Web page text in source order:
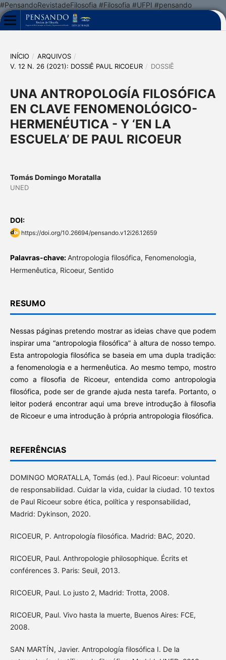
#PensandoRevistadeFilosofia #Filosofia #UFPI #pensando
INÍCIO / ARQUIVOS /
V. 12 N. 26 (2021): DOSSIÊ PAUL RICOEUR / DOSSIÊ
UNA ANTROPOLOGÍA FILOSÓFICA
EN CLAVE FENOMENOLÓGICO-
HERMENÉUTICA - Y ‘EN LA
ESCUELA’ DE PAUL RICOEUR
Tomás Domingo Moratalla
UNED
DOI:
https://doi.org/10.26694/pensando.v12i26.12659
Palavras-chave:Antropologia filosófica, Fenomenologia,
Hermenêutica, Ricoeur, Sentido
RESUMO
Nessas páginas pretendo mostrar as ideias chave que podem
inspirar uma “antropologia filosófica” à altura de nosso tempo.
Esta antropologia filosófica se baseia em uma dupla tradição:
a fenomenologia e a hermenêutica. Ao mesmo tempo, mostro
como a filosofia de Ricoeur, entendida como antropologia
filosófica, pode ser de grande ajuda nesta tarefa. Portanto, o
leitor poderá encontrar aqui uma breve introdução à filosofia
de Ricoeur e uma introdução à própria antropologia filosófica.
REFERÊNCIAS
DOMINGO MORATALLA, Tomás (ed.). Paul Ricoeur: voluntad
de responsabilidad. Cuidar la vida, cuidar la ciudad. 10 textos
de Paul Ricoeur sobre ética, política y responsabilidad,
Madrid: Dykinson, 2020.
RICOEUR, P. Antropología filosófica. Madrid: BAC, 2020.
RICOEUR, Paul. Anthropologie philosophique. Écrits et
conférences 3. Paris: Seuil, 2013.
RICOEUR, Paul. Lo justo 2, Madrid: Trotta, 2008.
RICOEUR, Paul. Vivo hasta la muerte, Buenos Aires: FCE,
2008.
SAN MARTÍN, Javier. Antropología filosófica I. De la